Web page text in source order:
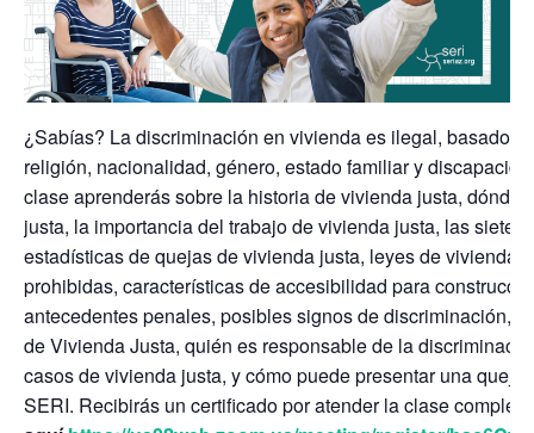
¿Sabías? La discriminación en vivienda es ilegal, basado
religión, nacionalidad, género, estado familiar y
clase aprenderás sobre la historia de vivienda justa, dónde
justa, la importancia del trabajo de vivienda justa, las siete
estadísticas de quejas de vivienda justa, leyes de vivienda
prohibidas, características de accesibilidad para
antecedentes penales, posibles signos de discriminación,
de Vivienda Justa, quién es responsable de la
casos de vivienda justa, y cómo puede presentar una queja
SERI. Recibirás un certificado por atender la clase